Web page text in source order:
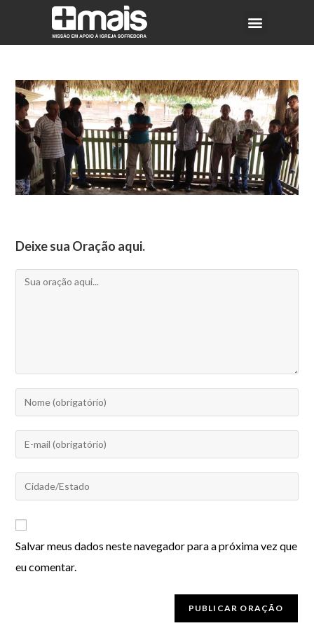
Deixe sua Oração aqui.
Salvar meus dados neste navegador para a próxima vez que
eu comentar.